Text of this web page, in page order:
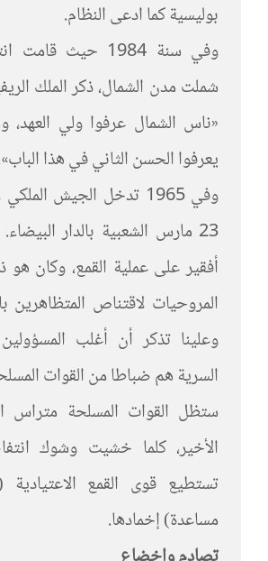
بوليسية كما ادعى النظام.
وفي سنة 1984 حيث
شملت مدن الشمال، ذكر الملك
«ناس الشمال عرفوا ولي العهد،
يعرفوا الحسن الثاني في هذا
وفي 1965 تدخل الجيش
23 مارس الشعبية بالدار
أفقير على عملية القمع، وكان هو
المروحيات لاقتناص
وعلينا تذكر أن أغلب
السرية هم ضباطا من القوات
ستظل القوات المسلحة متراس
الأخير، كلما خشيت وشوك
تستطيع قوى القمع
مساعدة) إخمادها.